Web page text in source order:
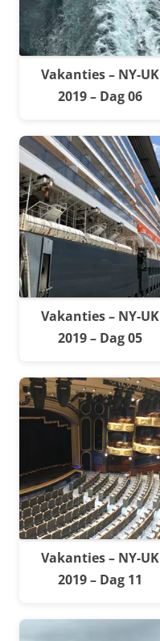
Vakanties – NY-UK
2019 – Dag 06
Vakanties – NY-UK
2019 – Dag 05
Vakanties – NY-UK
2019 – Dag 11